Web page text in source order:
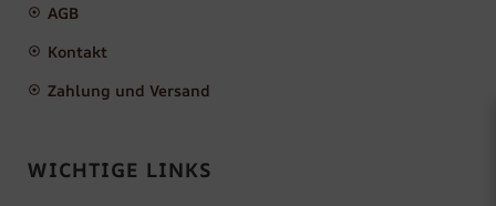
AGB
Kontakt
Zahlung und Versand
WICHTIGE LINKS